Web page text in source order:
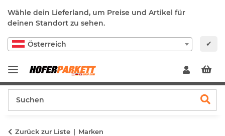
Wähle dein Lieferland, um Preise und Artikel für
deinen Standort zu sehen.
Österreich ✔
Zurück zur Liste Marken